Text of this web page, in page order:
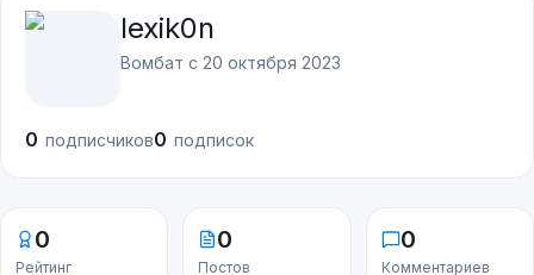
lexik0n
Вомбат с 20 октября 2023
0 подписчиков0 подписок
0
Рейтинг
0
Постов
0
Комментариев